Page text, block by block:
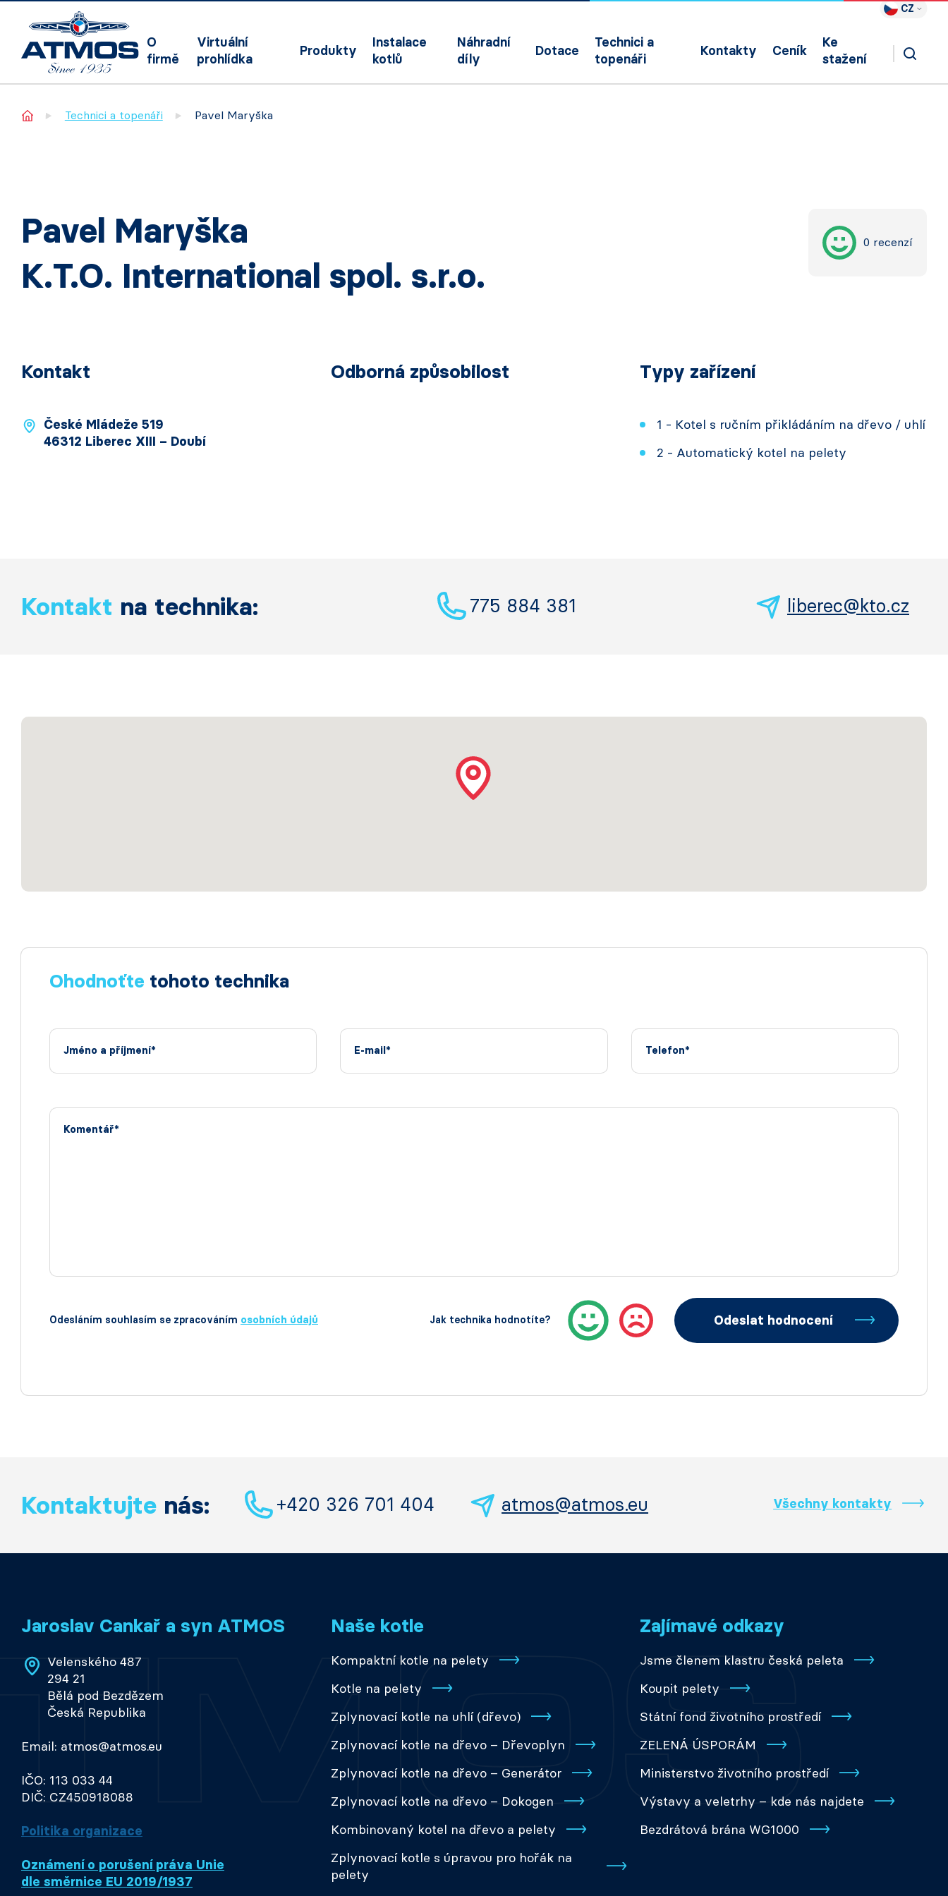
CZ
O
firmě
Virtuální
prohlídka
Produkty
Instalace
kotlů
Náhradní
díly
Dotace
Technici a
topenáři
Kontakty Ceník
Ke
stažení
Home Technici a topenáři Pavel Maryška
Pavel Maryška
K.T.O. International spol. s.r.o.
0 recenzí
Kontakt
České Mládeže 519
46312 Liberec XIII – Doubí
Odborná způsobilost Typy zařízení
1 - Kotel s ručním přikládáním na dřevo / uhlí
2 - Automatický kotel na pelety
Kontakt na technika: 775 884 381 liberec@kto.cz
Ohodnoťte tohoto technika
Jméno a příjmení* E-mail* Telefon*
Komentář*
Odesláním souhlasím se zpracováním osobních údajů Jak technika hodnotíte? Odeslat hodnocení
Kontaktujte nás: +420 326 701 404 atmos@atmos.eu Všechny kontakty
Jaroslav Cankař a syn ATMOS
Velenského 487
294 21
Bělá pod Bezdězem
Česká Republika
Email: atmos@atmos.eu
IČO: 113 033 44
DIČ: CZ450918088
Politika organizace
Oznámení o porušení práva Unie
dle směrnice EU 2019/1937
Naše kotle
Kompaktní kotle na pelety
Kotle na pelety
Zplynovací kotle na uhlí (dřevo)
Zplynovací kotle na dřevo – Dřevoplyn
Zplynovací kotle na dřevo – Generátor
Zplynovací kotle na dřevo – Dokogen
Kombinovaný kotel na dřevo a pelety
Zplynovací kotle s úpravou pro hořák na
pelety
Zajímavé odkazy
Jsme členem klastru česká peleta
Koupit pelety
Státní fond životního prostředí
ZELENÁ ÚSPORÁM
Ministerstvo životního prostředí
Výstavy a veletrhy – kde nás najdete
Bezdrátová brána WG1000